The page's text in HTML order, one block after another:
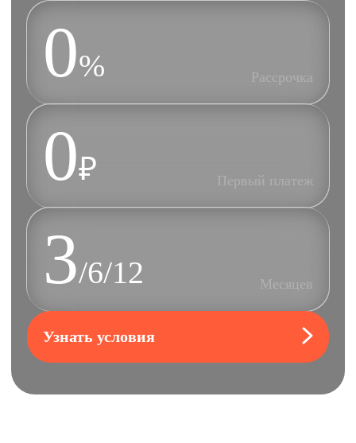
0% Рассрочка
0₽ Первый платеж
3/6/12 Месяцев
Узнать условия